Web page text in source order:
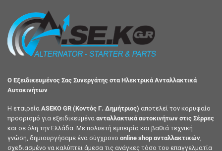
Ο Εξειδικευμένος Σας Συνεργάτης στα Ηλεκτρικά Ανταλλακτικά
Αυτοκινήτων
Η εταιρεία ASEKO GR (Κοντός Γ. Δημήτριος) αποτελεί τον κορυφαίο
προορισμό για εξειδικευμένα ανταλλακτικά αυτοκινήτων στις Σέρρες
και σε όλη την Ελλάδα. Με πολυετή εμπειρία και βαθιά τεχνική
γνώση, δημιουργήσαμε ένα σύγχρονο online shop ανταλλακτικών
σχεδιασμένο να καλύπτει άμεσα τις ανάγκες τόσο του επαγγελματία